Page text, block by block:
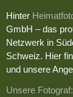
Hinter
GmbH – das
Netzwerk in
Schweiz. Hier
und unsere
Unsere